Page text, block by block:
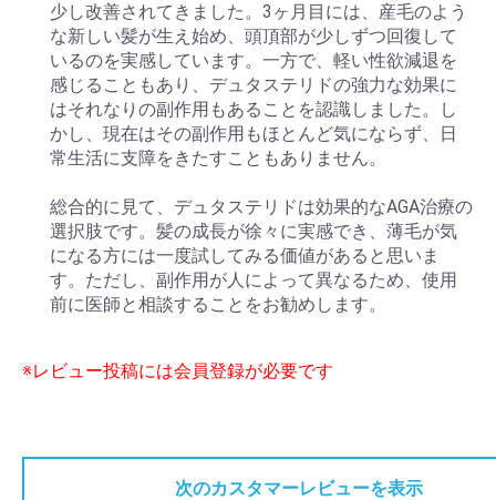
少し改善されてきました。3ヶ月目には、産毛のよう
な新しい髪が生え始め、頭頂部が少しずつ回復して
いるのを実感しています。一方で、軽い性欲減退を
感じることもあり、デュタステリドの強力な効果に
はそれなりの副作用もあることを認識しました。し
かし、現在はその副作用もほとんど気にならず、日
常生活に支障をきたすこともありません。
総合的に見て、デュタステリドは効果的なAGA治療の
選択肢です。髪の成長が徐々に実感でき、薄毛が気
になる方には一度試してみる価値があると思いま
す。ただし、副作用が人によって異なるため、使用
前に医師と相談することをお勧めします。
※レビュー投稿には会員登録が必要です
次のカスタマーレビューを表示